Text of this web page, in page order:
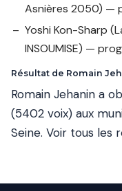
Asnières 2050) —
Yoshi Kon-Sharp
INSOUMISE) —
Résultat de Romain
Romain Jehanin a
(5402 voix) aux
Seine. Voir tous les